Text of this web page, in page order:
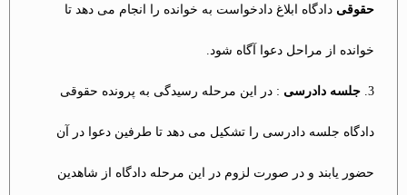
حقوقی دادگاه ابلاغ دادخواست به خوانده را انجام می دهد تا
خوانده از مراحل دعوا آگاه شود.
جلسه دادرسی : در این مرحله رسیدگی به پرونده حقوقی
دادگاه جلسه دادرسی را تشکیل می دهد تا طرفین دعوا در آن
حضور یابند و در صورت لزوم در این مرحله دادگاه از شاهدین